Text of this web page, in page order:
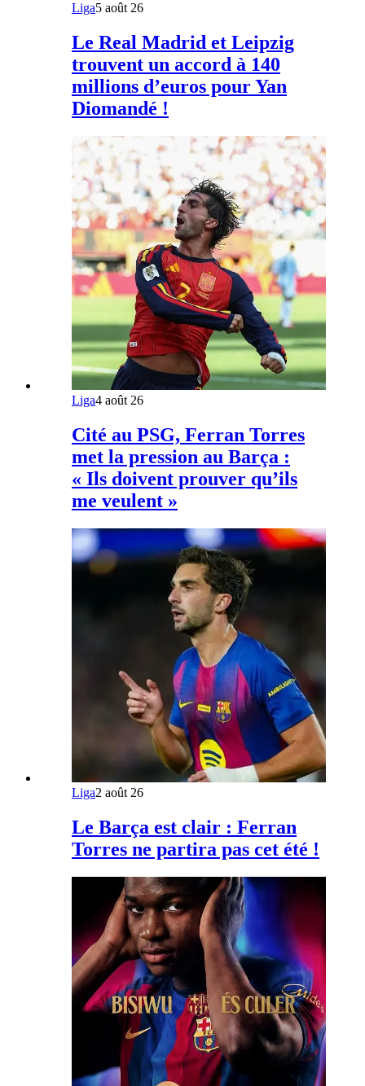
Liga5 août 26
Le Real Madrid et Leipzig
trouvent un accord à 140
millions d’euros pour Yan
Diomandé !
Liga4 août 26
Cité au PSG, Ferran Torres
met la pression au Barça :
« Ils doivent prouver qu’ils
me veulent »
Liga2 août 26
Le Barça est clair : Ferran
Torres ne partira pas cet été !